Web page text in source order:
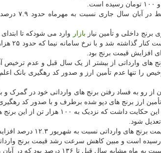
داخلی و تأمین نیاز بازار وارد می شودکه تا
تومان
افزایش قیمت برنج بود.
۲۳۰ هزار تنی برنج های وارداتی از بیشتر از یک سال قبل و
را تنها عدم تأمین ارز و صدور کد رهگیری بانک
از رو به فساد رفتن برنج های وارداتی خود در گمرک و
ارز برنج های دپو شده برطرف و با صدور کد
آخرین گزارش گمرک در ماه گذشته از
شود.
این در شرایطی است که در